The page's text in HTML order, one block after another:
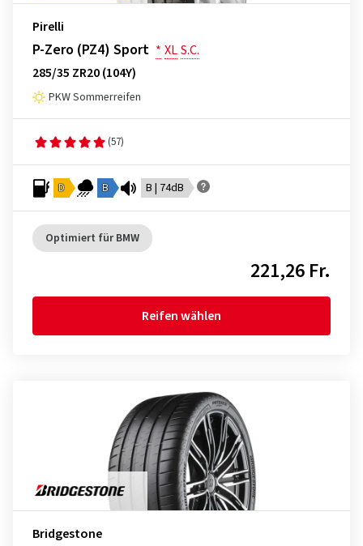
Pirelli
P-Zero (PZ4) Sport * XLS.C.
285/35 ZR20 (104Y)
PKW Sommerreifen
(57)
D B B | 74dB
Optimiert für BMW
221,26 Fr.
Reifen wählen
Bridgestone